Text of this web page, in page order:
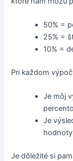
50% =
25% =
10% =
Pri každom
Je môj
Je
Je dôležité si